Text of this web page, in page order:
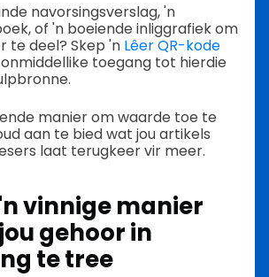
navorsingsverslag, 'n
of 'n boeiende inliggrafiek om
te deel? Skep 'n Lêer QR-kode
toegang tot hierdie
manier om waarde toe te
aan te bied wat jou artikels
laat terugkeer vir meer.
vinnige manier
gehoor in
te tree